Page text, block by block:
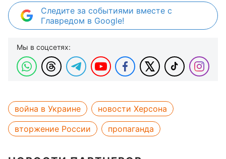
Следите за событиями вместе с
Главредом в Google!
Мы в соцсетях:
война в Украине
новости Херсона
вторжение России
пропаганда